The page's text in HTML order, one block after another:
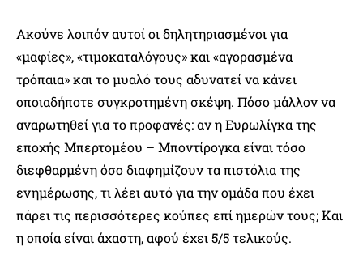
Ακούνε λοιπόν αυτοί οι δηλητηριασμένοι για
«μαφίες», «τιμοκαταλόγους» και «αγορασμένα
τρόπαια» και το μυαλό τους αδυνατεί να κάνει
οποιαδήποτε συγκροτημένη σκέψη. Πόσο μάλλον να
αναρωτηθεί για το προφανές: αν η Ευρωλίγκα της
εποχής Μπερτομέου – Μποντίρογκα είναι τόσο
διεφθαρμένη όσο διαφημίζουν τα πιστόλια της
ενημέρωσης, τι λέει αυτό για την ομάδα που έχει
πάρει τις περισσότερες κούπες επί ημερών τους; Και
η οποία είναι άχαστη, αφού έχει 5/5 τελικούς.